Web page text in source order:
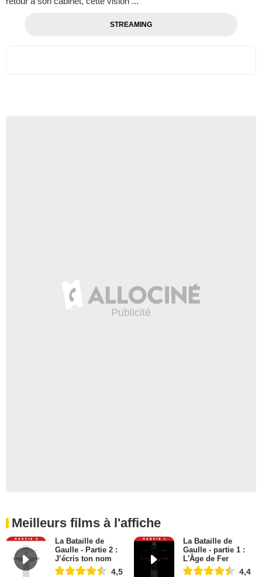
STREAMING
Meilleurs films à l'affiche
La Bataille de
Gaulle - Partie 2 :
J’écris ton nom
4,5
La Bataille de
Gaulle - partie 1 :
L'Âge de Fer
4,4